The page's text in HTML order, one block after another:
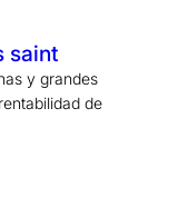
saint
y grandes
de